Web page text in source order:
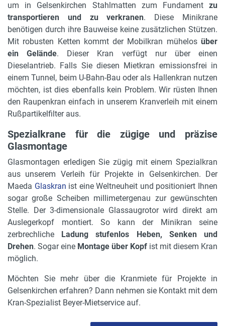
um in Gelsenkirchen Stahlmatten zum Fundament zu
transportieren und zu verkranen. Diese Minikrane
benötigen durch ihre Bauweise keine zusätzlichen Stützen.
Mit robusten Ketten kommt der Mobilkran mühelos über
ein Gelände. Dieser Kran verfügt nur über einen
Dieselantrieb. Falls Sie diesen Mietkran emissionsfrei in
einem Tunnel, beim U-Bahn-Bau oder als Hallenkran nutzen
möchten, ist dies ebenfalls kein Problem. Wir rüsten Ihnen
den Raupenkran einfach in unserem Kranverleih mit einem
Rußpartikelfilter aus.
Spezialkrane für die zügige und präzise
Glasmontage
Glasmontagen erledigen Sie zügig mit einem Spezialkran
aus unserem Verleih für Projekte in Gelsenkirchen. Der
Maeda Glaskran ist eine Weltneuheit und positioniert Ihnen
sogar große Scheiben millimetergenau zur gewünschten
Stelle. Der 3-dimensionale Glassaugrotor wird direkt am
Auslegerkopf montiert. So kann der Minikran seine
zerbrechliche Ladung stufenlos Heben, Senken und
Drehen. Sogar eine Montage über Kopf ist mit diesem Kran
möglich.
Möchten Sie mehr über die Kranmiete für Projekte in
Gelsenkirchen erfahren? Dann nehmen sie Kontakt mit dem
Kran-Spezialist Beyer-Mietservice auf.